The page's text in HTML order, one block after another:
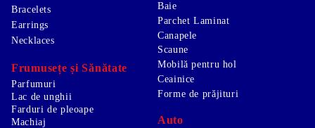
Bracelets
Earrings
Necklaces
Frumusețe și Sănătate
Parfumuri
Lac de unghii
Farduri de pleoape
Machiaj
Baie
Parchet Laminat
Canapele
Scaune
Mobilă pentru hol
Ceainice
Forme de prăjituri
Auto